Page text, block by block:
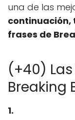
una de las
continuación,
frases de
(+40)
Breaking
1.